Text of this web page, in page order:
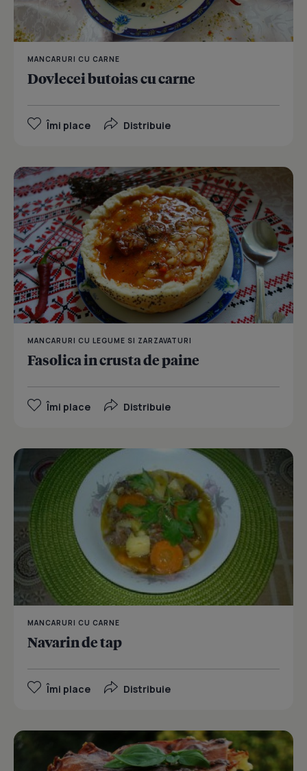
MANCARURI CU CARNE
Dovlecei butoias cu carne
Îmi place Distribuie
MANCARURI CU LEGUME SI ZARZAVATURI
Fasolica in crusta de paine
Îmi place Distribuie
MANCARURI CU CARNE
Navarin de tap
Îmi place Distribuie